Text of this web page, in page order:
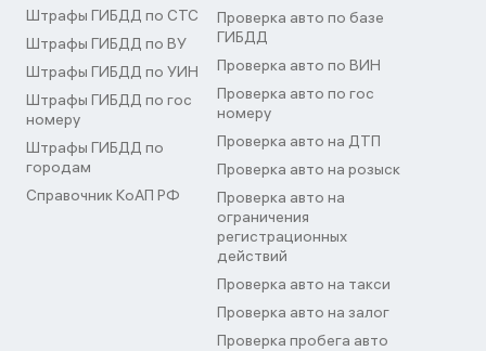
Штрафы ГИБДД по СТС
Штрафы ГИБДД по ВУ
Штрафы ГИБДД по УИН
Штрафы ГИБДД по гос
номеру
Штрафы ГИБДД по
городам
Справочник КоАП РФ
Проверка авто по базе
ГИБДД
Проверка авто по ВИН
Проверка авто по гос
номеру
Проверка авто на ДТП
Проверка авто на розыск
Проверка авто на
ограничения
регистрационных
действий
Проверка авто на такси
Проверка авто на залог
Проверка пробега авто